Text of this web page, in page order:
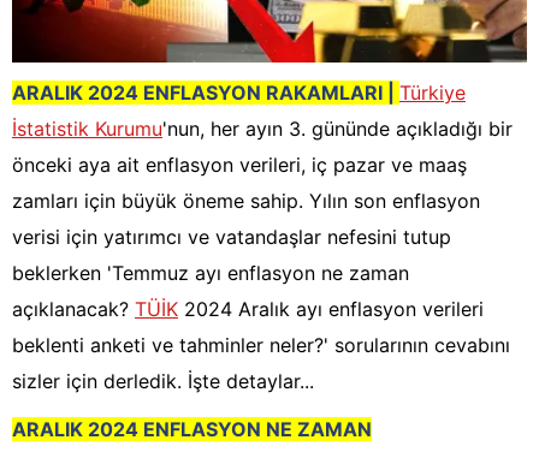
ARALIK 2024 ENFLASYON RAKAMLARI | Türkiye
İstatistik Kurumu'nun, her ayın 3. gününde açıkladığı bir
önceki aya ait enflasyon verileri, iç pazar ve maaş
zamları için büyük öneme sahip. Yılın son enflasyon
verisi için yatırımcı ve vatandaşlar nefesini tutup
beklerken 'Temmuz ayı enflasyon ne zaman
açıklanacak? TÜİK 2024 Aralık ayı enflasyon verileri
beklenti anketi ve tahminler neler?' sorularının cevabını
sizler için derledik. İşte detaylar...
ARALIK 2024 ENFLASYON NE ZAMAN